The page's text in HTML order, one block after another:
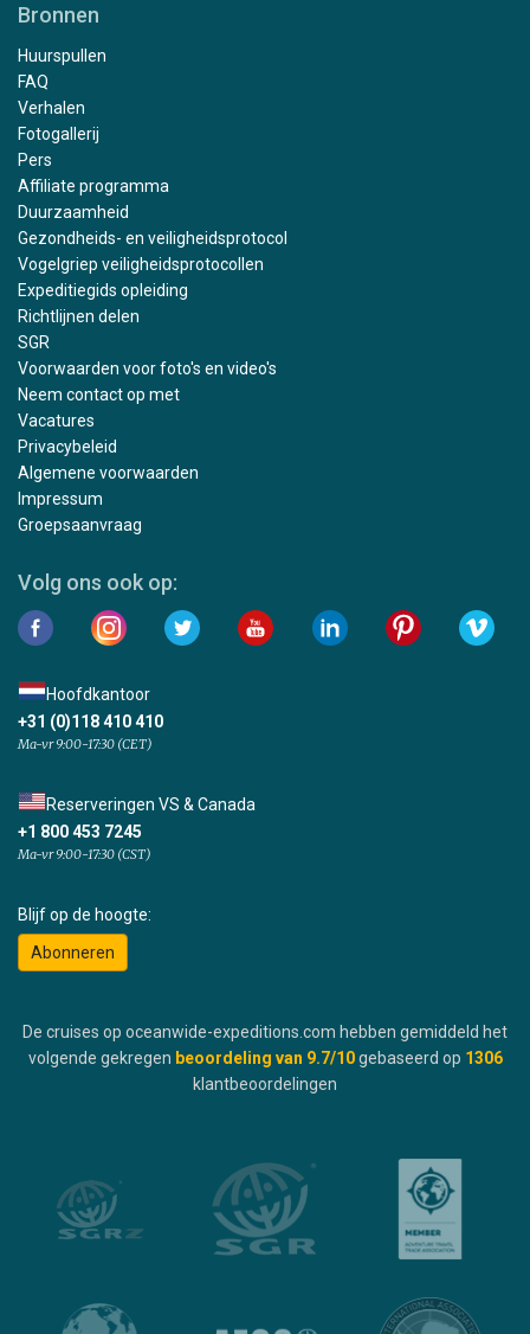
Bronnen
Huurspullen
FAQ
Verhalen
Fotogallerij
Pers
Affiliate programma
Duurzaamheid
Gezondheids- en veiligheidsprotocol
Vogelgriep veiligheidsprotocollen
Expeditiegids opleiding
Richtlijnen delen
SGR
Voorwaarden voor foto's en video's
Neem contact op met
Vacatures
Privacybeleid
Algemene voorwaarden
Impressum
Groepsaanvraag
Volg ons ook op:
Hoofdkantoor
+31 (0)118 410 410
Ma-vr 9:00-17:30 (CET)
Reserveringen VS & Canada
+1 800 453 7245
Ma-vr 9:00-17:30 (CST)
Blijf op de hoogte:
Abonneren
De cruises op oceanwide-expeditions.com hebben gemiddeld het
volgende gekregen beoordeling van 9.7/10 gebaseerd op 1306
klantbeoordelingen